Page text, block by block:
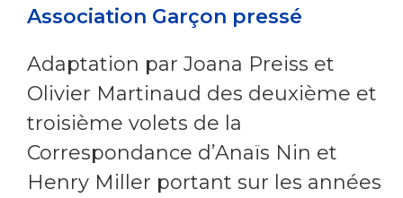
Association Garçon pressé
Adaptation par Joana Preiss et
Olivier Martinaud des deuxième et
troisième volets de la
Correspondance d’Anaïs Nin et
Henry Miller portant sur les années